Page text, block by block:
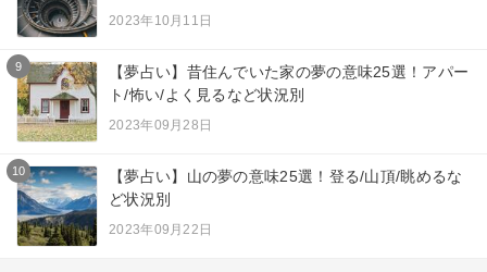
2023年10月11日
9
【夢占い】昔住んでいた家の夢の意味25選！アパー
ト/怖い/よく見るなど状況別
2023年09月28日
10
【夢占い】山の夢の意味25選！登る/山頂/眺めるな
ど状況別
2023年09月22日